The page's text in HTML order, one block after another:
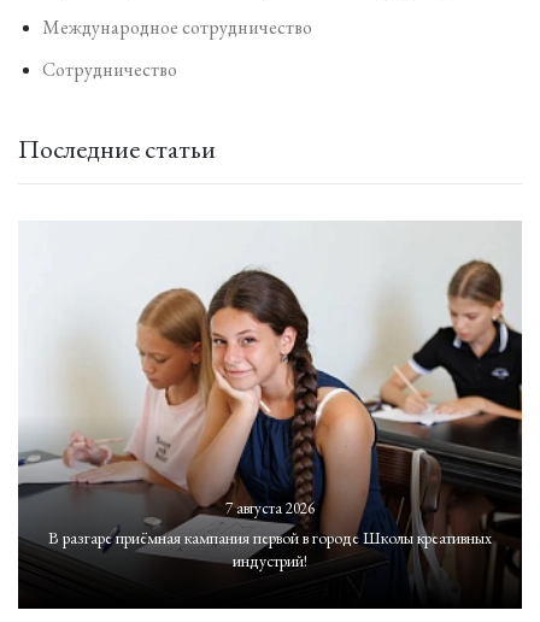
Международное сотрудничество
Сотрудничество
Последние статьи
7 августа 2026
В разгаре приёмная кампания первой в городе Школы креативных
индустрий!